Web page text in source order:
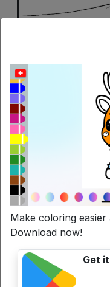
Make coloring
Download now!
Get